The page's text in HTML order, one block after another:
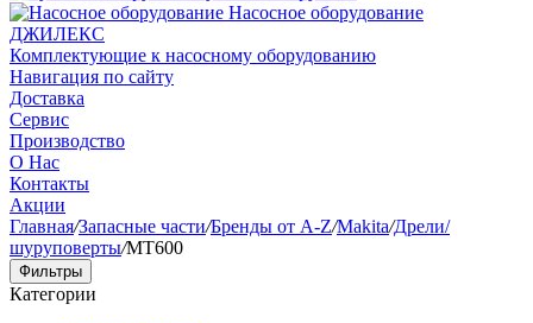
Насосное оборудование
ДЖИЛЕКС
Комплектующие к насосному оборудованию
Навигация по сайту
Доставка
Сервис
Производство
О Нас
Контакты
Акции
Главная/Запасные части/Бренды от A-Z/Makita/Дрели/
шуруповерты/MT600
Фильтры
Категории